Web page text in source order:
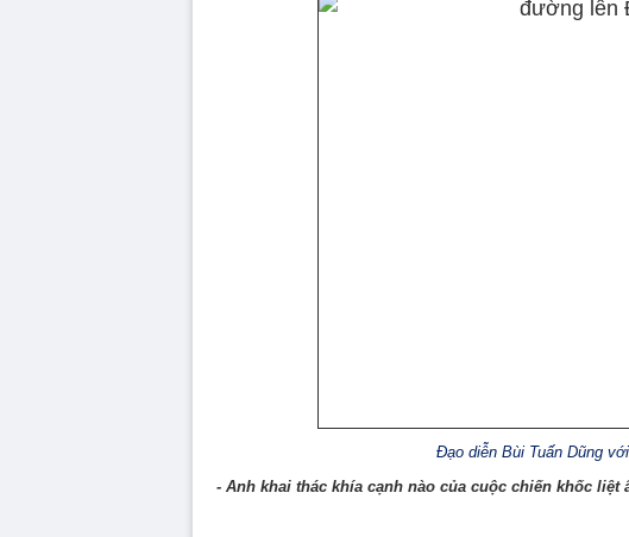
Đạo diễn Bùi Tuấn Dũng
- Anh khai thác khía cạnh nào của cuộc chiến khốc liệt